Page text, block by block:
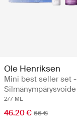
Ole Henriksen
Mini best seller set -
Silmänympärysvoide
277 ML
46.20 € 66 €